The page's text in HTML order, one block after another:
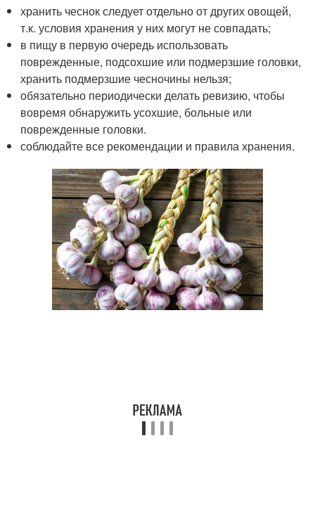
хранить чеснок следует отдельно от других овощей,
т.к. условия хранения у них могут не совпадать;
в пищу в первую очередь использовать
поврежденные, подсохшие или подмерзшие головки,
хранить подмерзшие чесночины нельзя;
обязательно периодически делать ревизию, чтобы
вовремя обнаружить усохшие, больные или
поврежденные головки.
соблюдайте все рекомендации и правила хранения.